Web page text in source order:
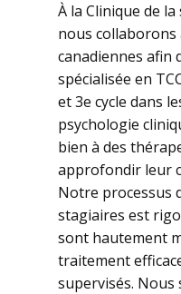
À la Clinique de
nous collaborons
canadiennes afin
spécialisée en
et 3e cycle dans
psychologie
bien à des
approfondir leur
Notre processus
stagiaires est
sont hautement
traitement
supervisés. Nous